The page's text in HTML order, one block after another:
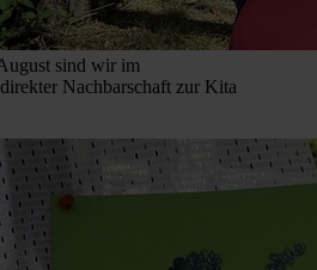
sind wir im
Nachbarschaft zur Kita